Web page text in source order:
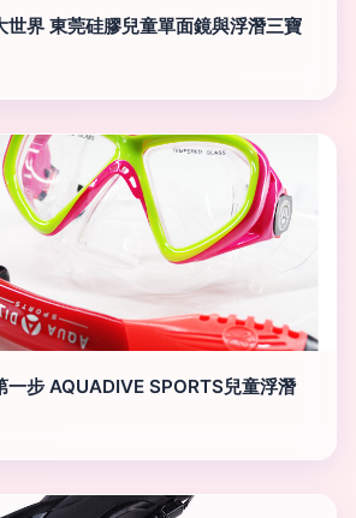
世界 東莞硅膠兒童單面鏡與浮潛三寶
一步 AQUADIVE SPORTS兒童浮潛